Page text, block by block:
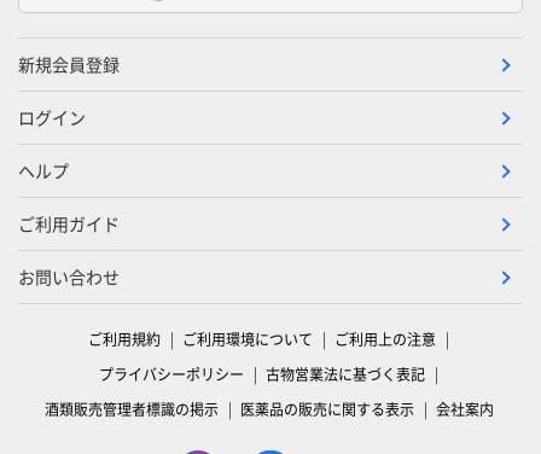
新規会員登録
ログイン
ヘルプ
ご利用ガイド
お問い合わせ
ご利用規約 ご利用環境について
ご利用上の注意
プライバシーポリシー
古物営業法に基づく表記
酒類販売管理者標識の掲示
医薬品の販売に関する表示 会社案内